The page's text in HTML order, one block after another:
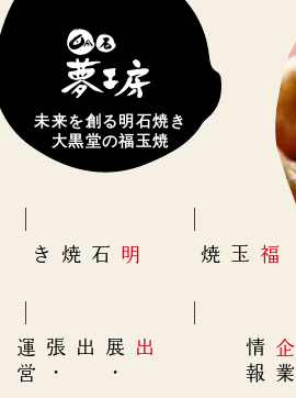
未来を創る明石焼き
大黒堂の福玉焼
明石焼き 福玉焼
出展
・
出張
・
運
営
企
業
情
報